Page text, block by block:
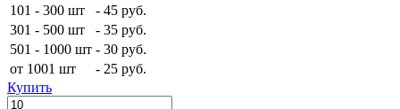
101 - 300 шт
- 45 руб.
301 - 500 шт
- 35 руб.
501 - 1000 шт - 30 руб.
от 1001 шт
- 25 руб.
Купить